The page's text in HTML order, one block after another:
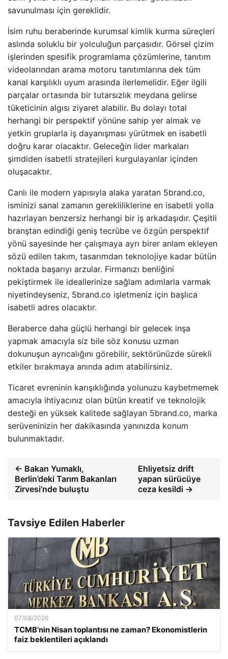
savunulması için gereklidir.
İsim ruhu beraberinde kurumsal kimlik kurma süreçleri
aslında soluklu bir yolculuğun parçasıdır. Görsel çizim
işlerinden spesifik programlama çözümlerine, tanıtım
videolarından arama motoru tanıtımlarına dek tüm
kanal karşılıklı uyum arasında ilerlemelidir. Eğer ilgili
parçalar ortasında bir tutarsızlık meydana gelirse
tüketicinin algısı ziyaret alabilir. Bu dolayı total
herhangi bir perspektif yönüne sahip yer almak ve
yetkin gruplarla iş dayanışması yürütmek en isabetli
doğru karar olacaktır. Geleceğin lider markaları
şimdiden isabetli stratejileri kurgulayanlar içinden
oluşacaktır.
Canlı ile modern yapısıyla alaka yaratan 5brand.co,
isminizi sanal zamanın gerekliliklerine en isabetli yolla
hazırlayan benzersiz herhangi bir iş arkadaşıdır. Çeşitli
branştan edindiği geniş tecrübe ve özgün perspektif
yönü sayesinde her çalışmaya ayrı birer anlam ekleyen
sözü edilen takım, tasarımdan teknolojiye kadar bütün
noktada başarıyı arzular. Firmanızı benliğini
pekiştirmek ile ideallerinize sağlam adımlarla varmak
niyetindeyseniz, 5brand.co işletmeniz için başlıca
isabetli adres olacaktır.
Beraberce daha güçlü herhangi bir gelecek inşa
yapmak amacıyla siz bile söz konusu uzman
dokunuşun ayrıcalığını görebilir, sektörünüzde sürekli
etkiler bırakmaya anında adım atabilirsiniz.
Ticaret evreninin karışıklığında yolunuzu kaybetmemek
amacıyla ihtiyacınız olan bütün kreatif ve teknolojik
desteği en yüksek kalitede sağlayan 5brand.co, marka
serüveninizin her dakikasında yanınızda konum
bulunmaktadır.
← Bakan Yumaklı,
Berlin’deki Tarım Bakanları
Zirvesi’nde buluştu
Ehliyetsiz drift
yapan sürücüye
ceza kesildi →
Tavsiye Edilen Haberler
07/08/2026
TCMB’nin Nisan toplantısı ne zaman? Ekonomistlerin
faiz beklentileri açıklandı